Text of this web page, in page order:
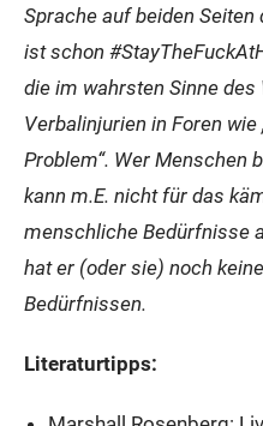
Sprache auf beiden Seiten
ist schon
die im wahrsten Sinne
Verbalinjurien in Foren
Problem“. Wer Menschen
kann m.E. nicht für das
menschliche Bedürfnisse
hat er (oder sie) noch
Bedürfnissen.
Literaturtipps: